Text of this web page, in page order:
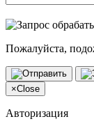
Пожалуйста,
×Close
Авторизация